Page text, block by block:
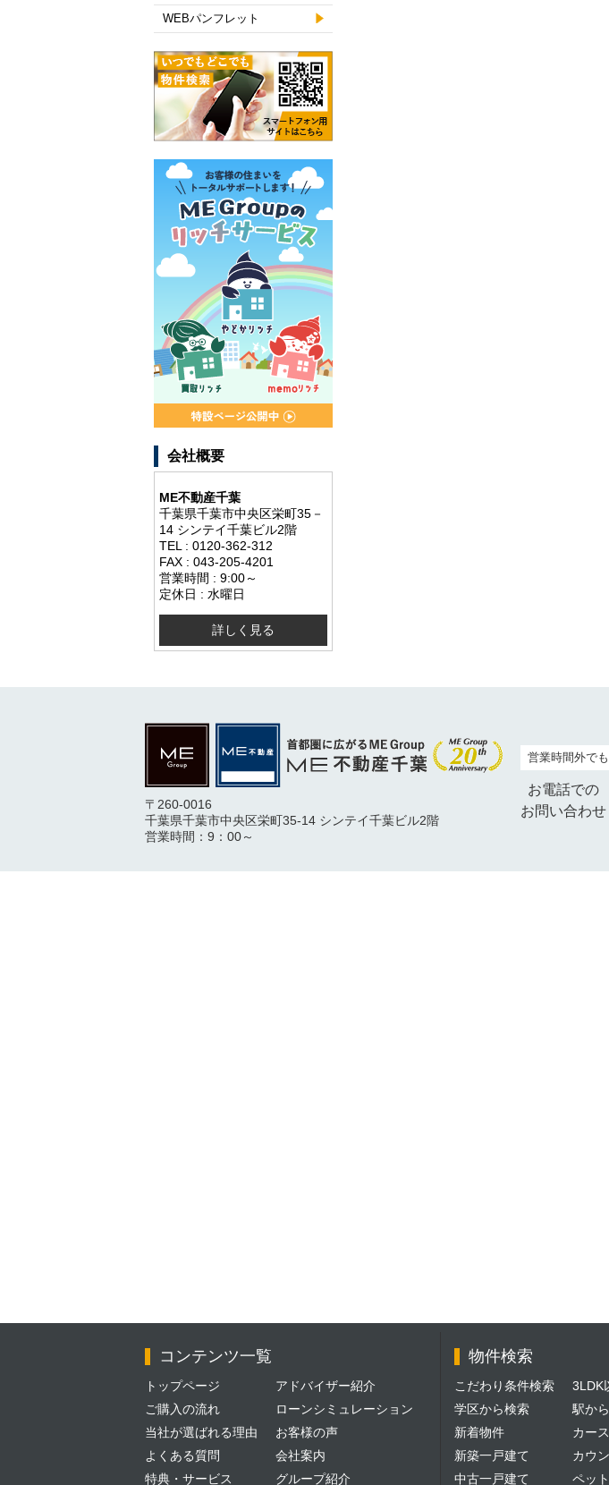
WEBパンフレット
会社概要
ME不動産千葉
千葉県千葉市中央区栄町35－
14 シンテイ千葉ビル2階
TEL : 0120-362-312
FAX : 043-205-4201
営業時間 : 9:00～
定休日 : 水曜日
詳しく見る
〒260-0016
千葉県千葉市中央区栄町35-14 シンテイ千葉ビル2階
営業時間：9：00～
営業時間外で
お電話での
お問い合わせ
コンテンツ一覧
トップページ
ご購入の流れ
当社が選ばれる理由
よくある質問
特典・サービス
アドバイザー紹介
ローンシミュレーション
お客様の声
会社案内
グループ紹介
物件検索
こだわり条件検索
学区から検索
新着物件
新築一戸建て
中古一戸建て
3LDK
駅か
カー
カウ
ペッ